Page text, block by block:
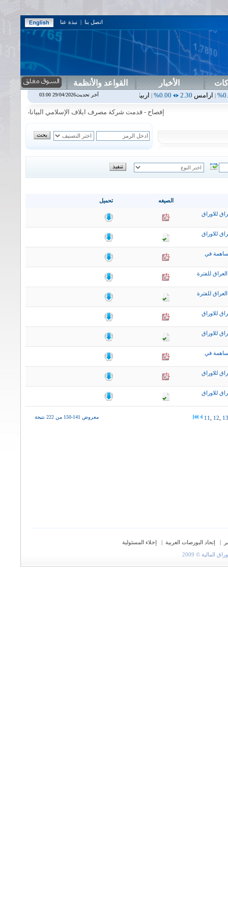
اتصل بنا | نبذة عنا
الأخبار القواعد والأنظمة
2.30
0.00% اربيل0.00
0.00%
0.00%
|اسفنج1.87
إفصاح - قدمت شركة مصرف ايلاف الإسلامي البيانات المالية
تحميل الصيغه
للاوراق
للاوراق
في
للفترة
للفترة
للاوراق
للاوراق
في
للاوراق
للاوراق
معروض 141-150 من 222 نتيجة 11 12 13
| إتحاد البورصات العربية |
إخلاء المسئولية
© 2009